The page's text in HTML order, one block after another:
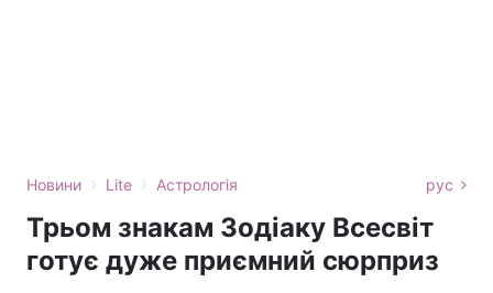
Новини › Lite › Астрологія рус
Трьом знакам Зодіаку Всесвіт
готує дуже приємний сюрприз